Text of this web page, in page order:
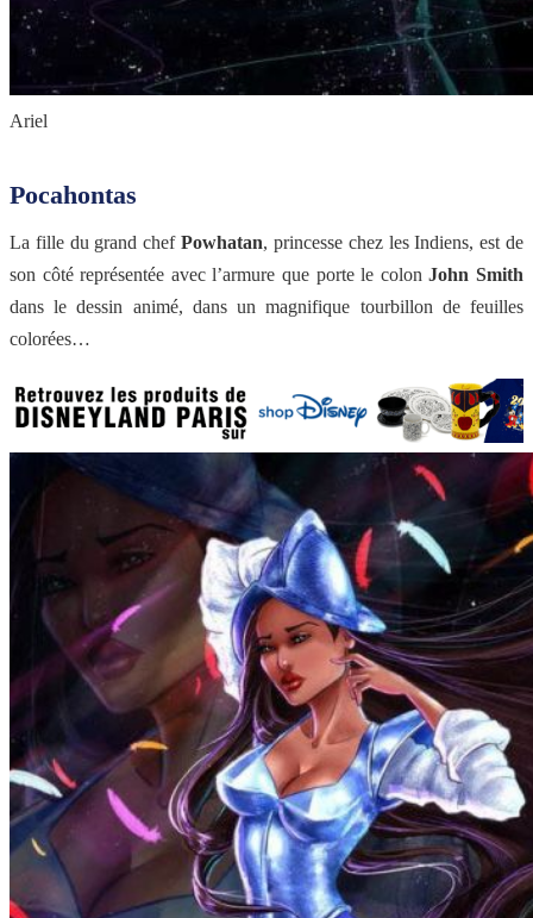
Ariel
Pocahontas
La fille du grand chefPowhatan, princesse chez les Indiens, est de
son côté représentée avec l’armure que porte le colonJohn Smith
dans le dessin animé, dans un magnifique tourbillon de feuilles
colorées…